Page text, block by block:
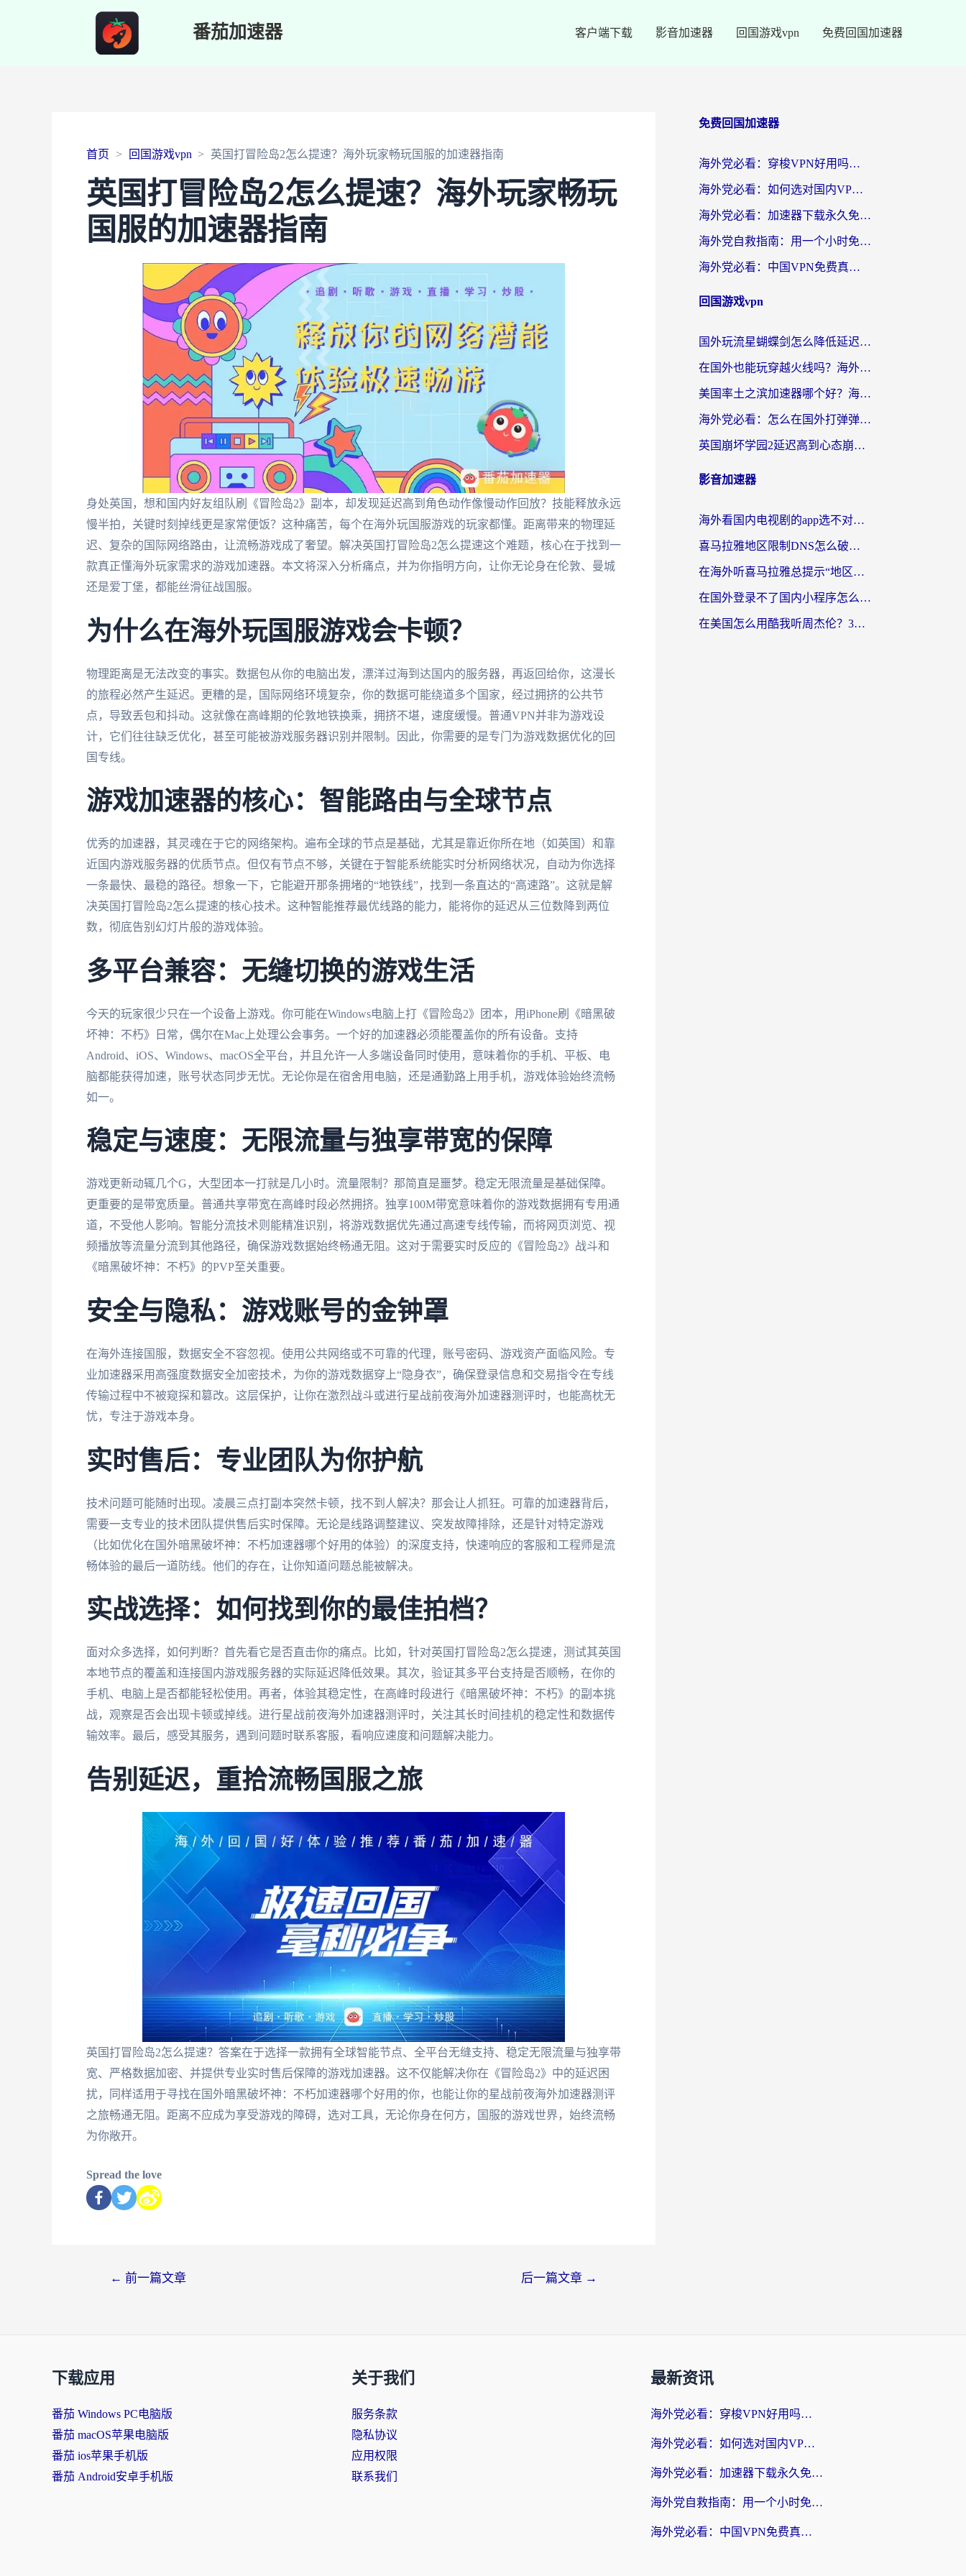
番茄加速器 客户端下载 影音加速器 回国游戏vpn 免费回国加速器
首页 回国游戏vpn 英国打冒险岛2怎么提速？海外玩家畅玩国服的加速器指南
英国打冒险岛2怎么提速？海外玩家畅玩
国服的加速器指南
身处英国，想和国内好友组队刷《冒险岛2》副本，却发现延迟高到角色动作像慢动作回放？技能释放永远
慢半拍，关键时刻掉线更是家常便饭？这种痛苦，每个在海外玩国服游戏的玩家都懂。距离带来的物理延
迟、复杂的国际网络路由，让流畅游戏成了奢望。解决英国打冒险岛2怎么提速这个难题，核心在于找到一
款真正懂海外玩家需求的游戏加速器。本文将深入分析痛点，并为你指明方向，让你无论身在伦敦、曼城
还是爱丁堡，都能丝滑征战国服。
为什么在海外玩国服游戏会卡顿？
物理距离是无法改变的事实。数据包从你的电脑出发，漂洋过海到达国内的服务器，再返回给你，这漫长
的旅程必然产生延迟。更糟的是，国际网络环境复杂，你的数据可能绕道多个国家，经过拥挤的公共节
点，导致丢包和抖动。这就像在高峰期的伦敦地铁换乘，拥挤不堪，速度缓慢。普通VPN并非为游戏设
计，它们往往缺乏优化，甚至可能被游戏服务器识别并限制。因此，你需要的是专门为游戏数据优化的回
国专线。
游戏加速器的核心：智能路由与全球节点
优秀的加速器，其灵魂在于它的网络架构。遍布全球的节点是基础，尤其是靠近你所在地（如英国）和靠
近国内游戏服务器的优质节点。但仅有节点不够，关键在于智能系统能实时分析网络状况，自动为你选择
一条最快、最稳的路径。想象一下，它能避开那条拥堵的“地铁线”，找到一条直达的“高速路”。这就是解
决英国打冒险岛2怎么提速的核心技术。这种智能推荐最优线路的能力，能将你的延迟从三位数降到两位
数，彻底告别幻灯片般的游戏体验。
多平台兼容：无缝切换的游戏生活
今天的玩家很少只在一个设备上游戏。你可能在Windows电脑上打《冒险岛2》团本，用iPhone刷《暗黑破
坏神：不朽》日常，偶尔在Mac上处理公会事务。一个好的加速器必须能覆盖你的所有设备。支持
Android、iOS、Windows、macOS全平台，并且允许一人多端设备同时使用，意味着你的手机、平板、电
脑都能获得加速，账号状态同步无忧。无论你是在宿舍用电脑，还是通勤路上用手机，游戏体验始终流畅
如一。
稳定与速度：无限流量与独享带宽的保障
游戏更新动辄几个G，大型团本一打就是几小时。流量限制？那简直是噩梦。稳定无限流量是基础保障。
更重要的是带宽质量。普通共享带宽在高峰时段必然拥挤。独享100M带宽意味着你的游戏数据拥有专用通
道，不受他人影响。智能分流技术则能精准识别，将游戏数据优先通过高速专线传输，而将网页浏览、视
频播放等流量分流到其他路径，确保游戏数据始终畅通无阻。这对于需要实时反应的《冒险岛2》战斗和
《暗黑破坏神：不朽》的PVP至关重要。
安全与隐私：游戏账号的金钟罩
在海外连接国服，数据安全不容忽视。使用公共网络或不可靠的代理，账号密码、游戏资产面临风险。专
业加速器采用高强度数据安全加密技术，为你的游戏数据穿上“隐身衣”，确保登录信息和交易指令在专线
传输过程中不被窥探和篡改。这层保护，让你在激烈战斗或进行星战前夜海外加速器测评时，也能高枕无
忧，专注于游戏本身。
实时售后：专业团队为你护航
技术问题可能随时出现。凌晨三点打副本突然卡顿，找不到人解决？那会让人抓狂。可靠的加速器背后，
需要一支专业的技术团队提供售后实时保障。无论是线路调整建议、突发故障排除，还是针对特定游戏
（比如优化在国外暗黑破坏神：不朽加速器哪个好用的体验）的深度支持，快速响应的客服和工程师是流
畅体验的最后一道防线。他们的存在，让你知道问题总能被解决。
实战选择：如何找到你的最佳拍档？
面对众多选择，如何判断？首先看它是否直击你的痛点。比如，针对英国打冒险岛2怎么提速，测试其英国
本地节点的覆盖和连接国内游戏服务器的实际延迟降低效果。其次，验证其多平台支持是否顺畅，在你的
手机、电脑上是否都能轻松使用。再者，体验其稳定性，在高峰时段进行《暗黑破坏神：不朽》的副本挑
战，观察是否会出现卡顿或掉线。进行星战前夜海外加速器测评时，关注其长时间挂机的稳定性和数据传
输效率。最后，感受其服务，遇到问题时联系客服，看响应速度和问题解决能力。
告别延迟，重拾流畅国服之旅
英国打冒险岛2怎么提速？答案在于选择一款拥有全球智能节点、全平台无缝支持、稳定无限流量与独享带
宽、严格数据加密、并提供专业实时售后保障的游戏加速器。这不仅能解决你在《冒险岛2》中的延迟困
扰，同样适用于寻找在国外暗黑破坏神：不朽加速器哪个好用的你，也能让你的星战前夜海外加速器测评
之旅畅通无阻。距离不应成为享受游戏的障碍，选对工具，无论你身在何方，国服的游戏世界，始终流畅
为你敞开。
Spread the love
← 前一篇文章 后一篇文章 →
免费回国加速器
海外党必看：穿梭VPN好用吗？和云帆VPN对比哪个回国效果更好？附真实测评+避坑指南
海外党必看：如何选对国内VPN，实现无缝访问国内资源？
海外党必看：加速器下载永久免费版真的存在吗？教你无缝访问国内资源的正确姿势
海外党自救指南：用一个小时免费加速器，轻松打破国内资源访问壁垒？
海外党必看：中国VPN免费真的靠谱吗？手把手教你选对回国加速器
回国游戏vpn
国外玩流星蝴蝶剑怎么降低延迟？海外党必看的加速秘籍（含欧洲鸣潮&彩虹岛优化攻略）
在国外也能玩穿越火线吗？海外玩家国服游戏畅玩终极指南
美国率土之滨加速器哪个好？海外党国服游戏畅玩终极指南（附多游戏解决方案）
海外党必看：怎么在国外打弹弹堂不卡？番茄加速器亲测指南
英国崩坏学园2延迟高到心态崩？海外党国服游戏加速终极指南
影音加速器
海外看国内电视剧的app选不对？这份回国加速器避坑指南帮你流畅追剧
喜马拉雅地区限制DNS怎么破？海外党听国内音乐听书的终极解决方案
在海外听喜马拉雅总提示“地区限制”？3步轻松解除+听国内音乐全攻略
在国外登录不了国内小程序怎么办？选对回国加速器，轻松解锁国内资源
在美国怎么用酷我听周杰伦？3步搞定海外听歌难题
下载应用
番茄 Windows PC电脑版
番茄 macOS苹果电脑版
番茄 ios苹果手机版
番茄 Android安卓手机版
关于我们
服务条款
隐私协议
应用权限
联系我们
最新资讯
海外党必看：穿梭VPN好用吗？和云帆VPN对比哪个回国效果更好？附真实测评+避坑指南
海外党必看：如何选对国内VPN，实现无缝访问国内资源？
海外党必看：加速器下载永久免费版真的存在吗？教你无缝访问国内资源的正确姿势
海外党自救指南：用一个小时免费加速器，轻松打破国内资源访问壁垒？
海外党必看：中国VPN免费真的靠谱吗？手把手教你选对回国加速器